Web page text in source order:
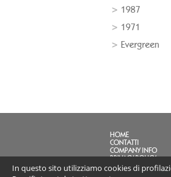
1987
1971
Evergreen
HOME
CONTATTI
COMPANY INFO
PRIVACY POLICY
FAQ
In questo sito utilizziamo cookies di